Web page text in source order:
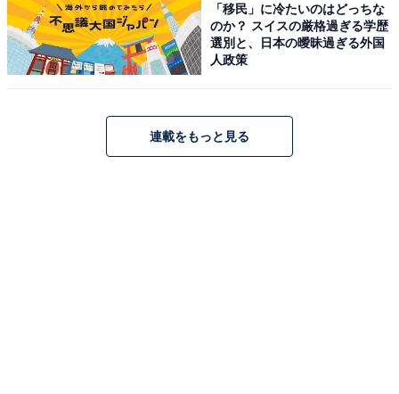
「移民」に冷たいのはどっちな
のか？ スイスの厳格過ぎる学歴
選別と、日本の曖昧過ぎる外国
人政策
連載をもっと見る